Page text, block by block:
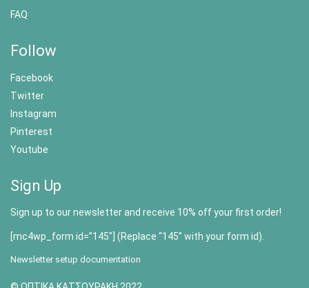
FAQ
Follow
Facebook
Twitter
Instagram
Pinterest
Youtube
Sign Up
Sign up to our newsletter and receive 10% off your first order!
[mc4wp_form id=”145″] (Replace “145” with your form id).
Newsletter setup documentation